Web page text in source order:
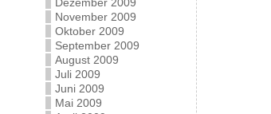
November 2009
Oktober 2009
September 2009
August 2009
Juli 2009
Juni 2009
Mai 2009